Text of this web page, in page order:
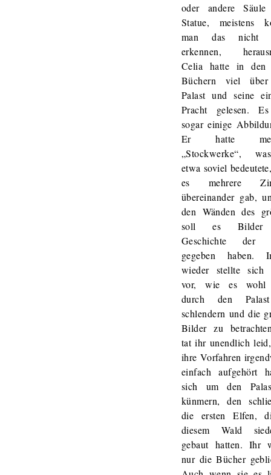
oder andere Säule
Statue, meistens
man das nicht
erkennen,
Celia hatte in den
Büchern viel
Palast und seine
Pracht gelesen.
sogar einige
Er hatte
„Stockwerke“,
etwa soviel
es mehrere
übereinander gab,
den Wänden des
soll es Bilder
Geschichte der
gegeben haben.
wieder stellte sich
vor, wie es wohl
durch den
schlendern und die
Bilder zu
tat ihr unendlich
ihre Vorfahren
einfach aufgehört
sich um den
künmern, den
die ersten Elfen,
diesem Wald
gebaut hatten. Ihr
nur die Bücher